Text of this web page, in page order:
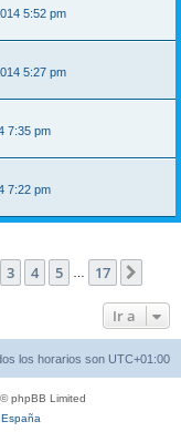
5:52 pm
5:27 pm
7:35 pm
7:22 pm
de 17
3 4 5 17
Ir a
los horarios son UTC+01:00
phpBB Limited